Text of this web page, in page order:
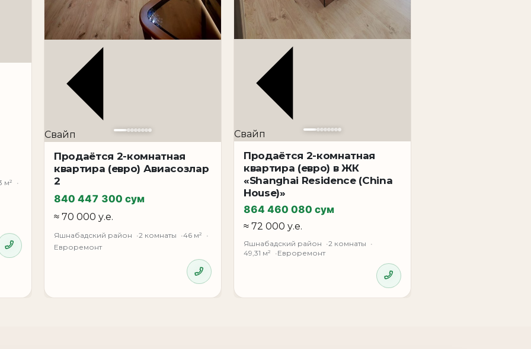
м²
Свайп
Продаётся 2-комнатная
квартира (евро) Авиасозлар
2
840 447 300 сум
≈ 70 000 у.е.
Яшнабадский район 2 комнаты
46 м²
Евроремонт
Свайп
Продаётся 2-комнатная
квартира (евро) в ЖК
«Shanghai Residence (China
House)»
864 460 080 сум
≈ 72 000 у.е.
Яшнабадский район
2 комнаты
49,31 м²
Евроремонт